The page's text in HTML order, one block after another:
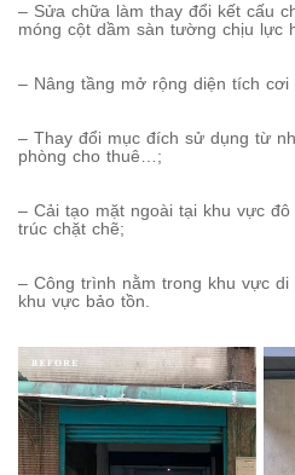
– Sửa chữa làm thay đổi kết cấu
móng cột dầm sàn tường chịu lực
– Nâng tầng mở rộng diện tích
– Thay đổi mục đích sử dụng từ
phòng cho thuê…;
– Cải tạo mặt ngoài tại khu vực
trúc chặt chẽ;
– Công trình nằm trong khu vực
khu vực bảo tồn.